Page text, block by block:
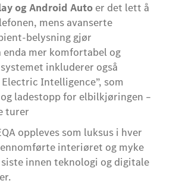
ogAndroid Auto er det lett å
mens avanserte
belysning gjør
mer komfortabel og
inkluderer også
Intelligence”, som
ladestopp for elbilkjøringen –
turer
oppleves som luksus i hver
interiøret og myke
innen teknologi og digitale